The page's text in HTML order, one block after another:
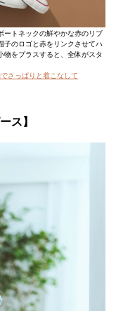
ートネックの鮮やかな赤のリブ
子のロゴと赤をリンクさせてハ
物をプラスすると、全体がスタ
さっぱりと着こなして
ス】